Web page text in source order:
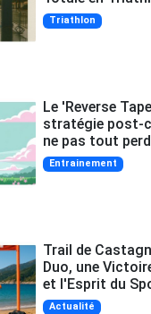
Triathlon
Le 'Reverse
stratégie post-
ne pas tout
Entrainement
Trail de
Duo, une
et l'Esprit du
Actualité